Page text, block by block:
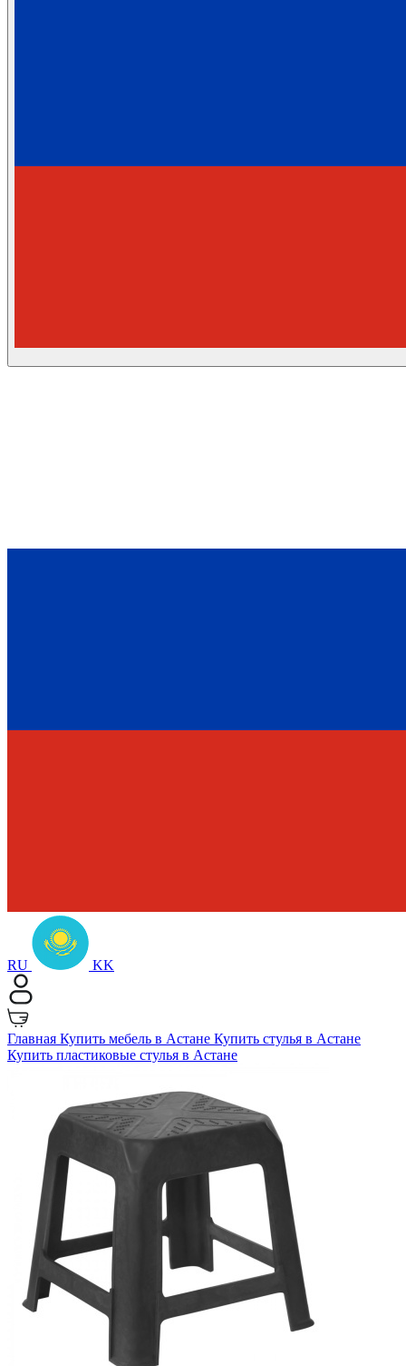
RU KK
Главная Купить мебель в Астане Купить стулья в Астане
Купить пластиковые стулья в Астане